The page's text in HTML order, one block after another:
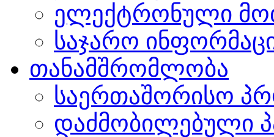
ელექტრონული
საჯარო
თანამშრომლობა
საერთაშორისო
დაძმობილებული